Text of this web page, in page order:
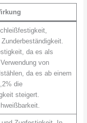
da es als
von
da es ab einem
die
steigert.